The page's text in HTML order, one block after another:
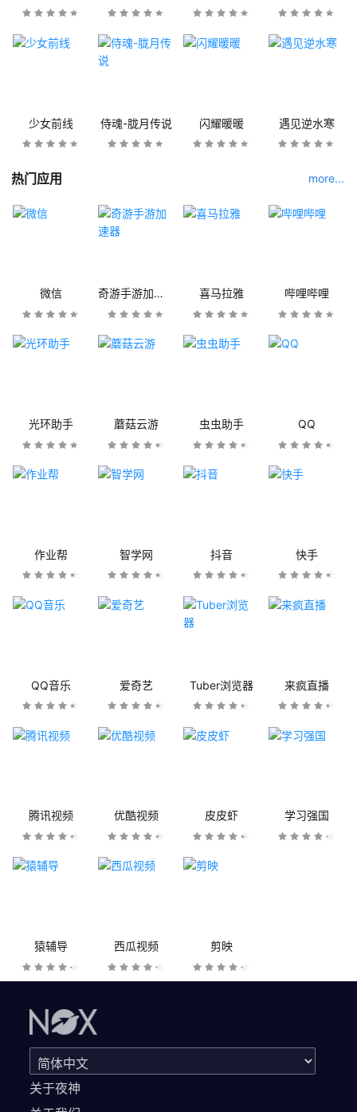
少女前线 侍魂-胧月传说 闪耀暖暖 遇见逆水寒
热门应用 more...
微信 奇游手游加速器 喜马拉雅 哔哩哔哩
光环助手 蘑菇云游 虫虫助手 QQ
作业帮 智学网 抖音 快手
QQ音乐 爱奇艺 Tuber浏览器 来疯直播
腾讯视频 优酷视频 皮皮虾 学习强国
猿辅导 西瓜视频 剪映
关于夜神